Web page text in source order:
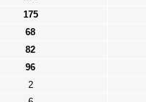
175
68
82
96
2